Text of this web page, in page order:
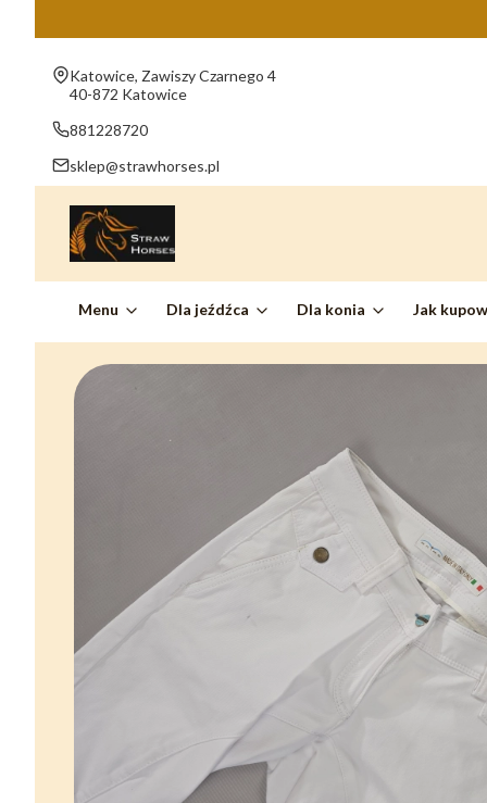
Adres:
Katowice, Zawiszy Czarnego 4
40-872 Katowice
881228720
sklep@strawhorses.pl
Menu Dla jeźdźca Dla konia Jak